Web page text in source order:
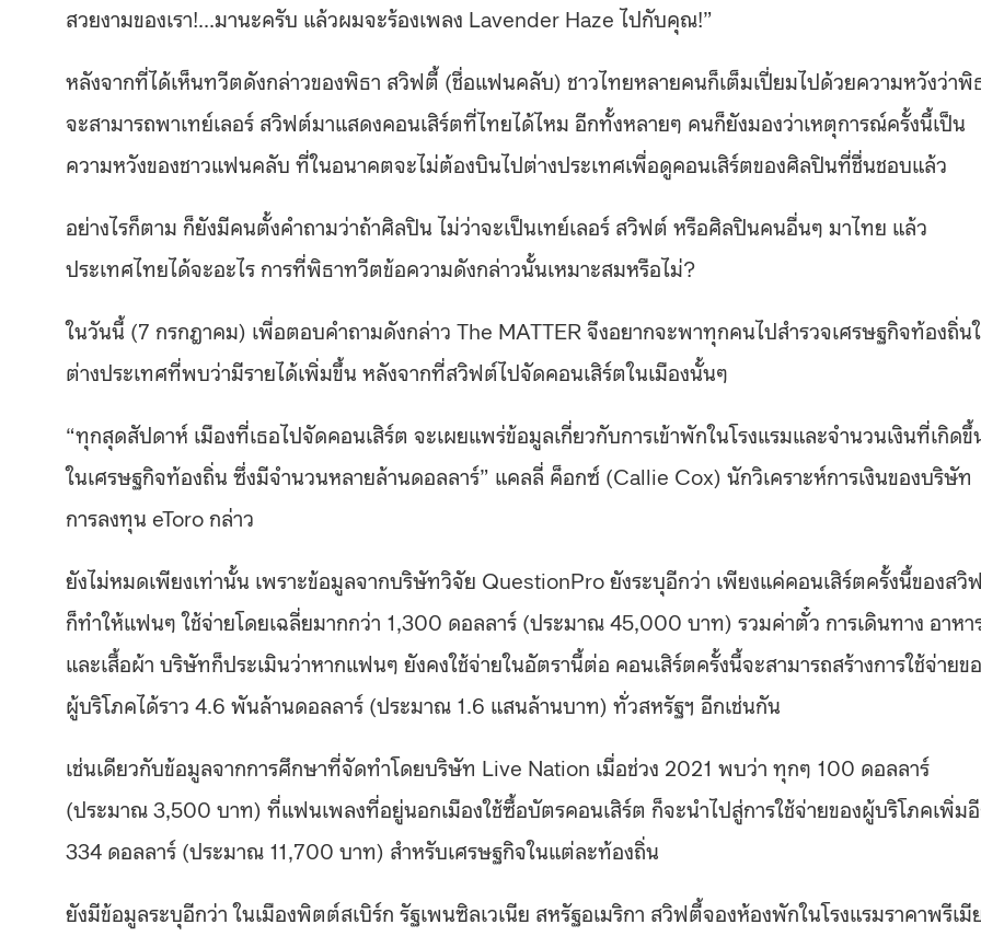
สวยงามของเรา!…มานะครับ แล้วผมจะร้องเพลง Lavender Haze ไปกับคุณ!”
หลังจากที่ได้เห็นทวีตดังกล่าวของพิธา สวิฟตี้ (ชื่อแฟนคลับ) ชาวไทยหลายคนก็เต็มเปี่ยมไปด้วยความหวังว่าพิ
จะสามารถพาเทย์เลอร์ สวิฟต์มาแสดงคอนเสิร์ตที่ไทยได้ไหม อีกทั้งหลายๆ คนก็ยังมองว่าเหตุการณ์ครั้งนี้เป็น
ความหวังของชาวแฟนคลับ ที่ในอนาคตจะไม่ต้องบินไปต่างประเทศเพื่อดูคอนเสิร์ตของศิลปินที่ชื่นชอบแล้ว
อย่างไรก็ตาม ก็ยังมีคนตั้งคำถามว่าถ้าศิลปิน ไม่ว่าจะเป็นเทย์เลอร์ สวิฟต์ หรือศิลปินคนอื่นๆ มาไทย แล้ว
ประเทศไทยได้จะอะไร การที่พิธาทวีตข้อความดังกล่าวนั้นเหมาะสมหรือไม่?
ในวันนี้ (7 กรกฎาคม) เพื่อตอบคำถามดังกล่าว The MATTER จึงอยากจะพาทุกคนไปสำรวจเศรษฐกิจท้องถิ่น
ต่างประเทศที่พบว่ามีรายได้เพิ่มขึ้น หลังจากที่สวิฟต์ไปจัดคอนเสิร์ตในเมืองนั้นๆ
“ทุกสุดสัปดาห์ เมืองที่เธอไปจัดคอนเสิร์ต จะเผยแพร่ข้อมูลเกี่ยวกับการเข้าพักในโรงแรมและจำนวนเงินที่เกิดขึ้
ในเศรษฐกิจท้องถิ่น ซึ่งมีจำนวนหลายล้านดอลลาร์” แคลลี่ ค็อกซ์ (Callie Cox) นักวิเคราะห์การเงินของบริษัท
การลงทุน eToro กล่าว
ยังไม่หมดเพียงเท่านั้น เพราะข้อมูลจากบริษัทวิจัย QuestionPro ยังระบุอีกว่า เพียงแค่คอนเสิร์ตครั้งนี้ของสวิ
ก็ทำให้แฟนๆ ใช้จ่ายโดยเฉลี่ยมากกว่า 1,300 ดอลลาร์ (ประมาณ 45,000 บาท) รวมค่าตั๋ว การเดินทาง อาหา
และเสื้อผ้า บริษัทก็ประเมินว่าหากแฟนๆ ยังคงใช้จ่ายในอัตรานี้ต่อ คอนเสิร์ตครั้งนี้จะสามารถสร้างการใช้จ่ายข
ผู้บริโภคได้ราว 4.6 พันล้านดอลลาร์ (ประมาณ 1.6 แสนล้านบาท) ทั่วสหรัฐฯ อีกเช่นกัน
เช่นเดียวกับข้อมูลจากการศึกษาที่จัดทำโดยบริษัท Live Nation เมื่อช่วง 2021 พบว่า ทุกๆ 100 ดอลลาร์
(ประมาณ 3,500 บาท) ที่แฟนเพลงที่อยู่นอกเมืองใช้ซื้อบัตรคอนเสิร์ต ก็จะนำไปสู่การใช้จ่ายของผู้บริโภคเพิ่ม
334 ดอลลาร์ (ประมาณ 11,700 บาท) สำหรับเศรษฐกิจในแต่ละท้องถิ่น
ยังมีข้อมูลระบุอีกว่า ในเมืองพิตต์สเบิร์ก รัฐเพนซิลเวเนีย สหรัฐอเมริกา สวิฟตี้จองห้องพักในโรงแรมราคาพรีเมี